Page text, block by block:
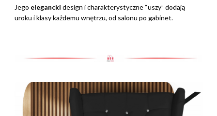
Jego elegancki design i charakterystyczne “uszy” dodają
uroku i klasy każdemu wnętrzu, od salonu po gabinet.